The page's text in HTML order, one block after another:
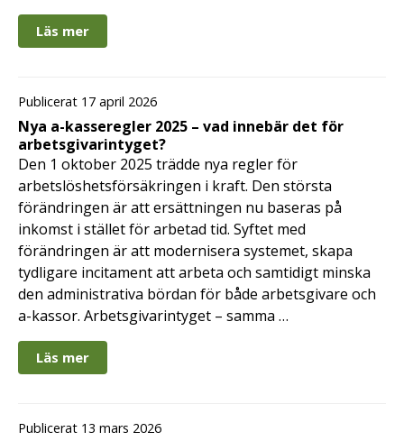
Läs mer
Publicerat 17 april 2026
Nya a-kasseregler 2025 – vad innebär det för
arbetsgivarintyget?
Den 1 oktober 2025 trädde nya regler för
arbetslöshetsförsäkringen i kraft. Den största
förändringen är att ersättningen nu baseras på
inkomst i stället för arbetad tid. Syftet med
förändringen är att modernisera systemet, skapa
tydligare incitament att arbeta och samtidigt minska
den administrativa bördan för både arbetsgivare och
a-kassor. Arbetsgivarintyget – samma …
Läs mer
Publicerat 13 mars 2026